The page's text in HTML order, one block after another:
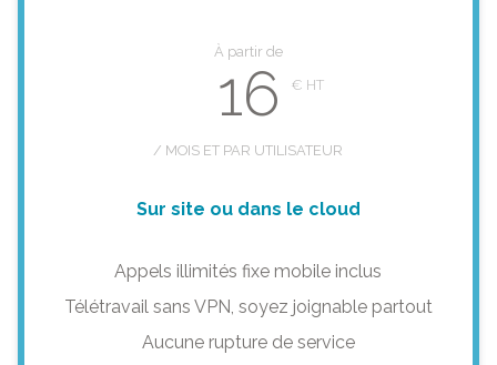
À partir de
16
/ MOIS ET PAR UTILISATEUR
Sur site ou dans le cloud
Appels illimités fixe mobile inclus
Télétravail sans VPN, soyez joignable partout
Aucune rupture de service